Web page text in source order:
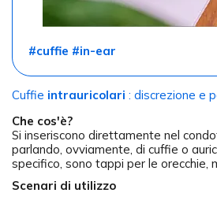
#cuffie #in-ear
Cuffie intrauricolari : discrezione e
Che cos'è?
Si inseriscono direttamente nel
parlando, ovviamente, di cuffie o
specifico, sono tappi per le orecchie,
Scenari di utilizzo